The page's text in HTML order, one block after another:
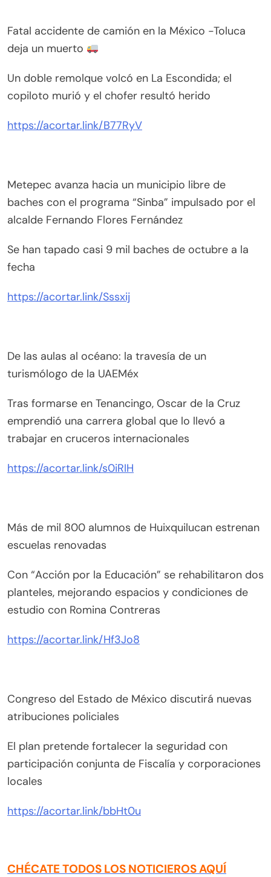
Fatal accidente de camión en la México -Toluca
deja un muerto
Un doble remolque volcó en La Escondida; el
copiloto murió y el chofer resultó herido
https://acortar.link/B77RyV
Metepec avanza hacia un municipio libre de
baches con el programa “Sinba” impulsado por el
alcalde Fernando Flores Fernández
Se han tapado casi 9 mil baches de octubre a la
fecha
https://acortar.link/Sssxij
De las aulas al océano: la travesía de un
turismólogo de la UAEMéx
Tras formarse en Tenancingo, Oscar de la Cruz
emprendió una carrera global que lo llevó a
trabajar en cruceros internacionales
https://acortar.link/s0iRIH
Más de mil 800 alumnos de Huixquilucan estrenan
escuelas renovadas
Con “Acción por la Educación” se rehabilitaron dos
planteles, mejorando espacios y condiciones de
estudio con Romina Contreras
https://acortar.link/Hf3Jo8
Congreso del Estado de México discutirá nuevas
atribuciones policiales
El plan pretende fortalecer la seguridad con
participación conjunta de Fiscalía y corporaciones
locales
https://acortar.link/bbHt0u
CHÉCATE TODOS LOS NOTICIEROS AQUÍ